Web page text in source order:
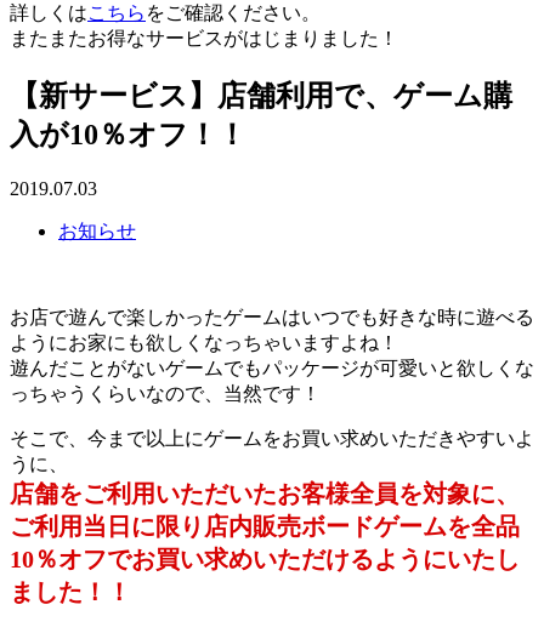
詳しくはこちら をご確認ください。
またまたお得なサービスがはじまりました！
【新サービス】店舗利用で、ゲーム購
入が10％オフ！！
2019.07.03
お知らせ
お店で遊んで楽しかったゲームはいつでも好きな時に遊べる
ようにお家にも欲しくなっちゃいますよね！
遊んだことがないゲームでもパッケージが可愛いと欲しくな
っちゃうくらいなので、当然です！
そこで、今まで以上にゲームをお買い求めいただきやすいよ
うに、
店舗をご利用いただいたお客様全員を対象に、
ご利用当日に限り店内販売ボードゲームを全品
10％オフでお買い求めいただけるようにいたし
ました！！